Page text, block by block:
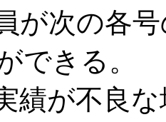
次の各号
できる。
績が不良